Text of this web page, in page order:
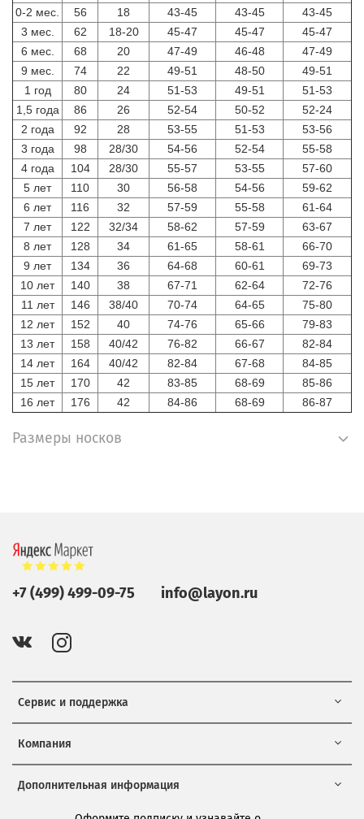
0-2 мес.
56 18 43-45 43-45
43-45
3 мес.
62 18-20 45-47 45-47
45-47
6 мес.
68 20 47-49 46-48
47-49
9 мес.
74 22 49-51 48-50
49-51
1 год
80 24 51-53 49-51
51-53
1,5 года
86 26 52-54 50-52
52-24
2 года
92 28 53-55 51-53
53-56
3 года
98 28/30 54-56 52-54
55-58
4 года
104 28/30 55-57 53-55
57-60
5 лет
110 30 56-58 54-56
59-62
6 лет
116 32 57-59 55-58
61-64
7 лет
122 32/34 58-62 57-59
63-67
8 лет
128 34 61-65 58-61
66-70
9 лет
134 36 64-68 60-61
69-73
10 лет
140 38 67-71 62-64
72-76
11 лет
146 38/40 70-74 64-65
75-80
12 лет
152 40 74-76 65-66
79-83
13 лет
158 40/42 76-82 66-67
82-84
14 лет
164 40/42 82-84 67-68
84-85
15 лет
170 42 83-85 68-69
85-86
16 лет
176 42 84-86 68-69 86-87
Размеры носков
Сервис и поддержка
Компания
Дополнительная информация
+7 (499) 499-09-75 info@layon.ru